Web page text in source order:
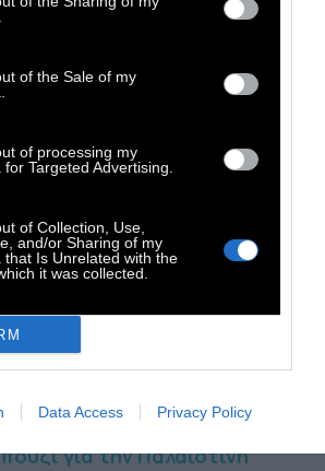
of the Sale of my
of processing my
Targeted Advertising.
of Collection, Use,
and/or Sharing of my
that Is Unrelated with the
it was collected.
Data Access Privacy Policy
για την Παλαιστίνη